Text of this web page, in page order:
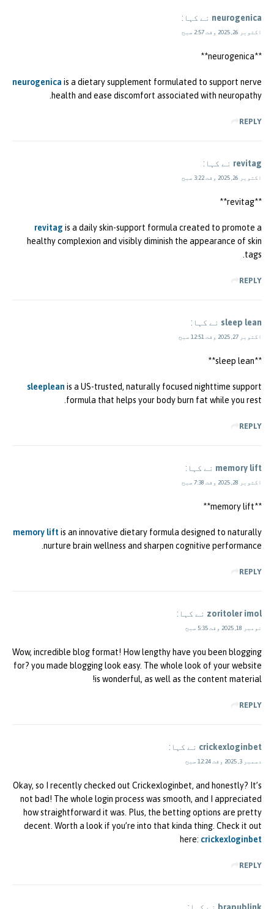
neurogenica نے کہا:
اکتوبر 26, 2025 وقت 2:57 صبح
** neurogenica**
neurogenica is a dietary supplement formulated to support nerve
health and ease discomfort associated with neuropathy.
REPLY
revitag نے کہا:
اکتوبر 26, 2025 وقت 3:22 صبح
**revitag**
revitag is a daily skin-support formula created to promote a
healthy complexion and visibly diminish the appearance of skin
tags.
REPLY
sleep lean نے کہا:
اکتوبر 27, 2025 وقت 12:51 صبح
**sleep lean**
sleeplean is a US-trusted, naturally focused nighttime support
formula that helps your body burn fat while you rest.
REPLY
memory lift نے کہا:
اکتوبر 28, 2025 وقت 7:38 صبح
** memory lift**
memory liftis an innovative dietary formula designed to naturally
nurture brain wellness and sharpen cognitive performance.
REPLY
zoritoler imol نے کہا:
نومبر 18, 2025 وقت 5:35 صبح
Wow, incredible blog format! How lengthy have you been blogging
for? you made blogging look easy. The whole look of your website
is wonderful, as well as the content material!
REPLY
crickexloginbet نے کہا:
دسمبر 3, 2025 وقت 12:24 صبح
Okay, so I recently checked out Crickexloginbet, and honestly? It’s
not bad! The whole login process was smooth, and I appreciated
how straightforward it was. Plus, the betting options are pretty
decent. Worth a look if you’re into that kinda thing. Check it out
here: crickexloginbet
REPLY